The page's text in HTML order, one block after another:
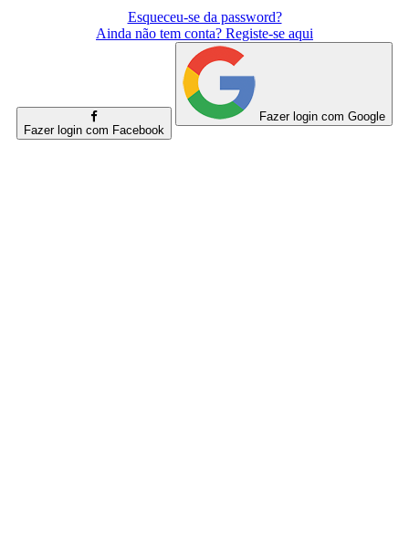
Esqueceu-se da password?
Ainda não tem conta? Registe-se aqui
Fazer login com Facebook
Fazer login com Google